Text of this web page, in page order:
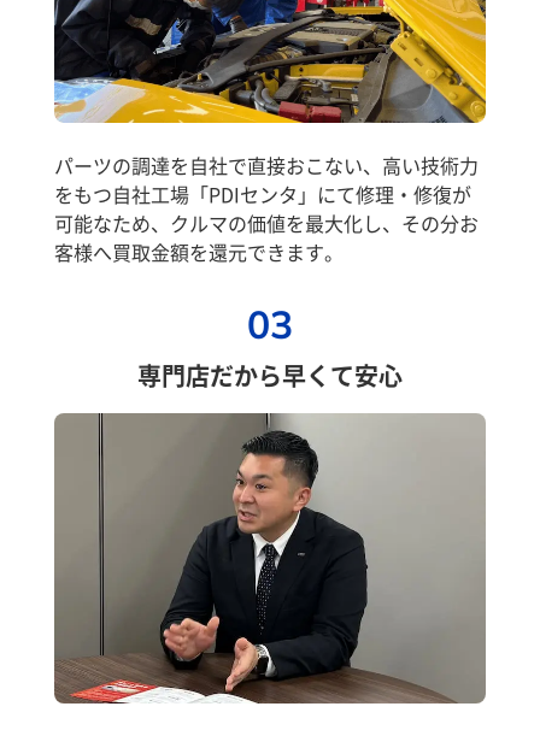
パーツの調達を自社で直接おこない、高い技術力
をもつ自社工場「PDIセンタ」にて修理・修復が
可能なため、クルマの価値を最大化し、その分お
客様へ買取金額を還元できます。
03
専門店だから早くて安心